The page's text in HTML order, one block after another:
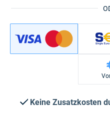
Keine Zusatzkosten